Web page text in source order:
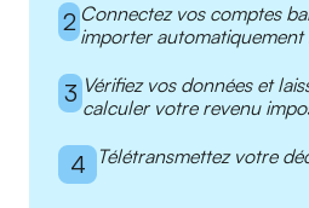
2 Connectez vos comptes
importer
3 Vérifiez vos données et
calculer votre revenu
4 Télétransmettez votre